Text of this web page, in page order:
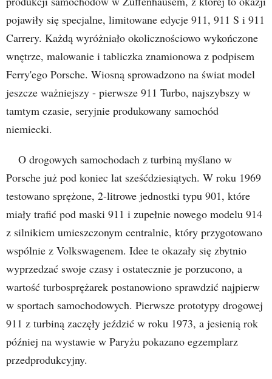
pojawiły się specjalne, limitowane edycje 911, 911 S i 911
Carrery. Każdą wyróżniało okolicznościowo wykończone
wnętrze, malowanie i tabliczka znamionowa z podpisem
Ferry'ego Porsche. Wiosną sprowadzono na świat model
jeszcze ważniejszy - pierwsze 911 Turbo, najszybszy w
tamtym czasie, seryjnie produkowany samochód
niemiecki.
O drogowych samochodach z turbiną myślano w
Porsche już pod koniec lat sześćdziesiątych. W roku 1969
testowano sprężone, 2-litrowe jednostki typu 901, które
miały trafić pod maski 911 i zupełnie nowego modelu 914
z silnikiem umieszczonym centralnie, który przygotowano
wspólnie z Volkswagenem. Idee te okazały się zbytnio
wyprzedzać swoje czasy i ostatecznie je porzucono, a
wartość turbosprężarek postanowiono sprawdzić najpierw
w sportach samochodowych. Pierwsze prototypy drogowej
911 z turbiną zaczęły jeździć w roku 1973, a jesienią rok
później na wystawie w Paryżu pokazano egzemplarz
przedprodukcyjny.